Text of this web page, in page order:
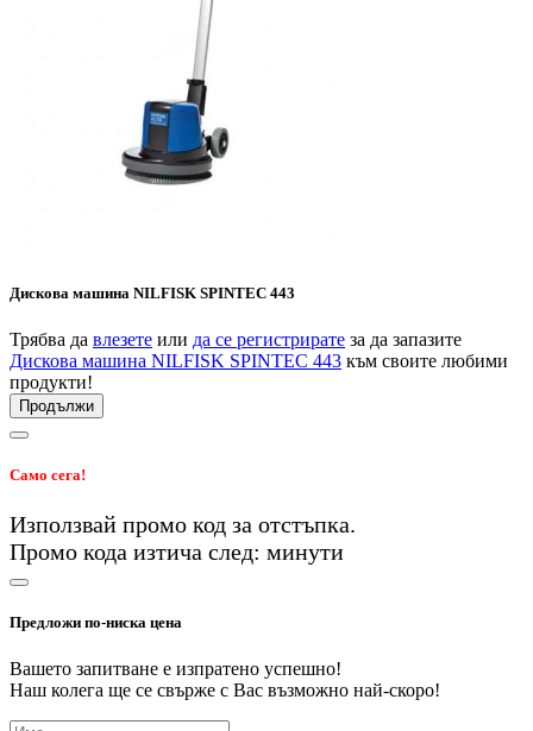
Дискова машина NILFISK SPINTEC 443
Трябва да влезете или да се регистрирате за да запазите
Дискова машина NILFISK SPINTEC 443 към своите любими
продукти!
Продължи
Само сега!
Използвай промо код за отстъпка.
Промо кода изтича след: минути
Предложи по-ниска цена
Вашето запитване е изпратено успешно!
Наш колега ще се свърже с Вас възможно най-скоро!